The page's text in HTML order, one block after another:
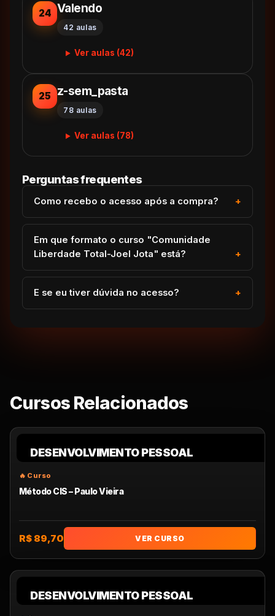
24 Valendo
42 aulas
Ver aulas (42)
25 z-sem_pasta
78 aulas
Ver aulas (78)
Perguntas frequentes
Como recebo o acesso após a compra?
Em que formato o curso "Comunidade
Liberdade Total-Joel Jota" está?
E se eu tiver dúvida no acesso?
Cursos Relacionados
DESENVOLVIMENTO PESSOAL
Método CIS – Paulo Vieira
R$ 89,70 VER CURSO
DESENVOLVIMENTO PESSOAL